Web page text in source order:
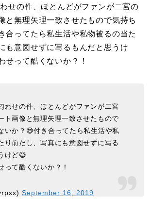
せの件、ほとんどがファンが二宮の
と無理矢理一致させたもので気持ち
合ってたら私生活や私物被るの当た
も意図せずに写るもんだと思うけ
せって酷くないか？！
わせの件、ほとんどがファンが二宮
ト画像と無理矢理一致させたもので
いか？😅付き合ってたら私生活や私
り前だし、写真にも意図せずに写る
けど😅
って酷くないか？！
September 16, 2019